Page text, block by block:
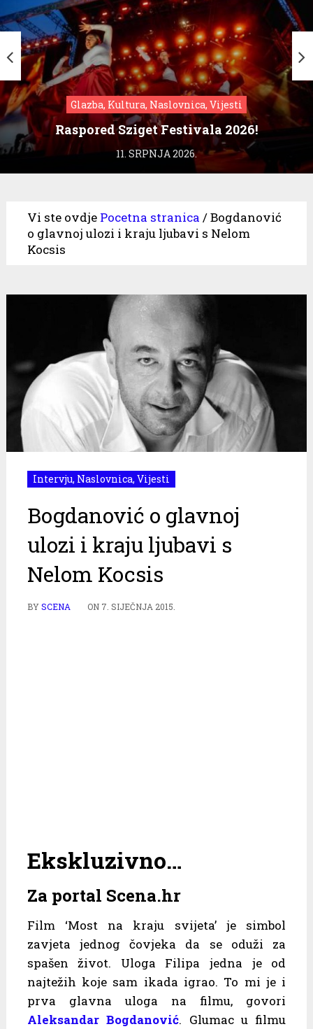
Glazba, Kultura, Naslovnica, Vijesti
Raspored Sziget Festivala 2026!
11. SRPNJA 2026.
Vi ste ovdje Pocetna stranica /Bogdanović
o glavnoj ulozi i kraju ljubavi s Nelom
Kocsis
Intervju, Naslovnica, Vijesti
Bogdanović o glavnoj
ulozi i kraju ljubavi s
Nelom Kocsis
BYSCENA ON 7. SIJEČNJA 2015.
Ekskluzivno…
Za portal Scena.hr
Film ‘Most na kraju svijeta’ je simbol
zavjeta jednog čovjeka da se oduži za
spašen život. Uloga Filipa jedna je od
najtežih koje sam ikada igrao. To mi je i
prva glavna uloga na filmu, govori
Aleksandar Bogdanović. Glumac u filmu